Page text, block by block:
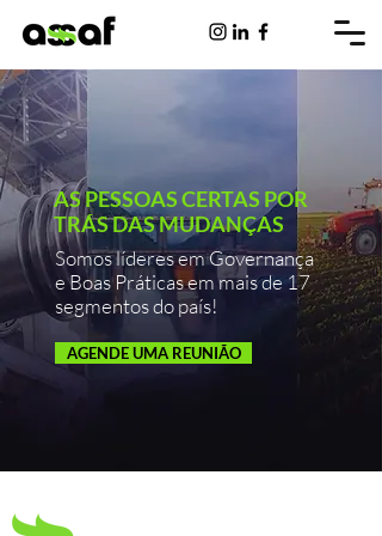
AS PESSOAS CERTAS POR
TRÁS DAS MUDANÇAS
Somos líderes em Governança
e Boas Práticas em mais de 17
segmentos do país!
AGENDE UMA REUNIÃO